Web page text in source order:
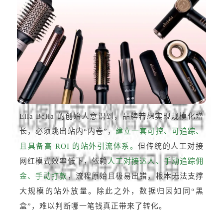
Ella Bella 的创始人意识到，品牌若想实现规模化增
长，必须跳出站内“内卷”，建立一套可控、可追踪、
且具备高 ROI 的站外引流体系。但传统的人工对接
网红模式效率低下，依赖人工对接达人、手动追踪佣
金、手动打款，流程原始且极易出错，根本无法支撑
大规模的站外放量。除此之外，数据归因如同“黑
盒”，难以判断哪一笔钱真正带来了转化。